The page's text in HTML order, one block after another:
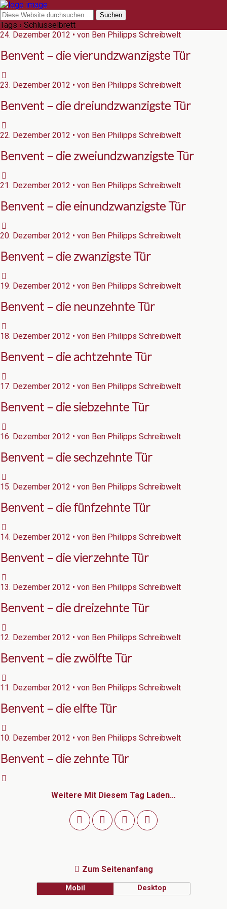
Tags › Schlüsselbrett
24. Dezember 2012 • von Ben Philipps Schreibwelt
Benvent – die vierundzwanzigste Tür
23. Dezember 2012 • von Ben Philipps Schreibwelt
Benvent – die dreiundzwanzigste Tür
22. Dezember 2012 • von Ben Philipps Schreibwelt
Benvent – die zweiundzwanzigste Tür
21. Dezember 2012 • von Ben Philipps Schreibwelt
Benvent – die einundzwanzigste Tür
20. Dezember 2012 • von Ben Philipps Schreibwelt
Benvent – die zwanzigste Tür
19. Dezember 2012 • von Ben Philipps Schreibwelt
Benvent – die neunzehnte Tür
18. Dezember 2012 • von Ben Philipps Schreibwelt
Benvent – die achtzehnte Tür
17. Dezember 2012 • von Ben Philipps Schreibwelt
Benvent – die siebzehnte Tür
16. Dezember 2012 • von Ben Philipps Schreibwelt
Benvent – die sechzehnte Tür
15. Dezember 2012 • von Ben Philipps Schreibwelt
Benvent – die fünfzehnte Tür
14. Dezember 2012 • von Ben Philipps Schreibwelt
Benvent – die vierzehnte Tür
13. Dezember 2012 • von Ben Philipps Schreibwelt
Benvent – die dreizehnte Tür
12. Dezember 2012 • von Ben Philipps Schreibwelt
Benvent – die zwölfte Tür
11. Dezember 2012 • von Ben Philipps Schreibwelt
Benvent – die elfte Tür
10. Dezember 2012 • von Ben Philipps Schreibwelt
Benvent – die zehnte Tür
Weitere Mit Diesem Tag Laden…
Zum Seitenanfang
Mobil Desktop